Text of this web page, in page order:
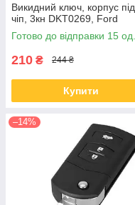
Викидний ключ, корпус під
чіп, 3кн DKT0269, Ford
Готово до відправки 15 од.
210 ₴ 244 ₴
Купити
–14%